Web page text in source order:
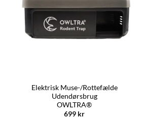
Elektrisk Muse-/Rottefælde
Udendørsbrug
OWLTRA®
699 kr